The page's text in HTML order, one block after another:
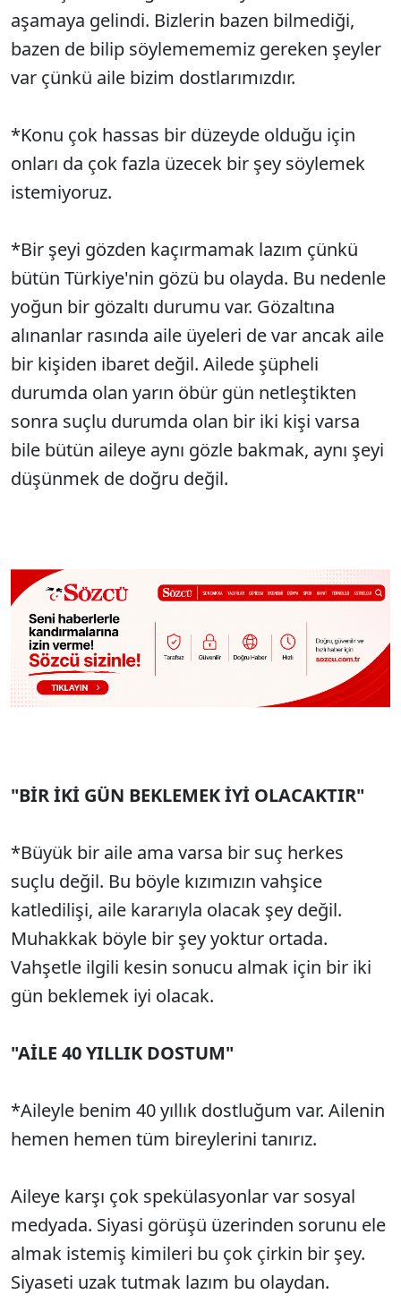
aşamaya gelindi. Bizlerin bazen bilmediği,
bazen de bilip söylemememiz gereken şeyler
var çünkü aile bizim dostlarımızdır.
*Konu çok hassas bir düzeyde olduğu için
onları da çok fazla üzecek bir şey söylemek
istemiyoruz.
*Bir şeyi gözden kaçırmamak lazım çünkü
bütün Türkiye'nin gözü bu olayda. Bu nedenle
yoğun bir gözaltı durumu var. Gözaltına
alınanlar rasında aile üyeleri de var ancak aile
bir kişiden ibaret değil. Ailede şüpheli
durumda olan yarın öbür gün netleştikten
sonra suçlu durumda olan bir iki kişi varsa
bile bütün aileye aynı gözle bakmak, aynı şeyi
düşünmek de doğru değil.
"BİR İKİ GÜN BEKLEMEK İYİ OLACAKTIR"
*Büyük bir aile ama varsa bir suç herkes
suçlu değil. Bu böyle kızımızın vahşice
katledilişi, aile kararıyla olacak şey değil.
Muhakkak böyle bir şey yoktur ortada.
Vahşetle ilgili kesin sonucu almak için bir iki
gün beklemek iyi olacak.
"AİLE 40 YILLIK DOSTUM"
*Aileyle benim 40 yıllık dostluğum var. Ailenin
hemen hemen tüm bireylerini tanırız.
Aileye karşı çok spekülasyonlar var sosyal
medyada. Siyasi görüşü üzerinden sorunu ele
almak istemiş kimileri bu çok çirkin bir şey.
Siyaseti uzak tutmak lazım bu olaydan.